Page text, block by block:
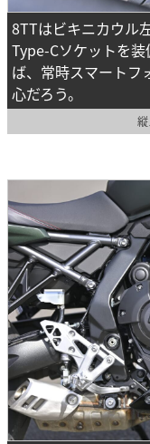
8TTはビキニカウル
Type-Cソケットを
ば、常時スマートフ
心だろう。